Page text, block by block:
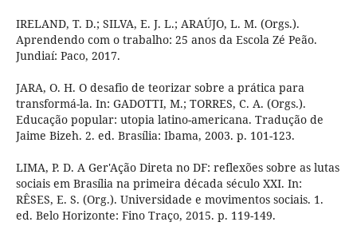
IRELAND, T. D.; SILVA, E. J. L.; ARAÚJO, L. M. (Orgs.).
Aprendendo com o trabalho: 25 anos da Escola Zé Peão.
Jundiaí: Paco, 2017.
JARA, O. H. O desafio de teorizar sobre a prática para
transformá-la. In: GADOTTI, M.; TORRES, C. A. (Orgs.).
Educação popular: utopia latino-americana. Tradução de
Jaime Bizeh. 2. ed. Brasília: Ibama, 2003. p. 101-123.
LIMA, P. D. A Ger'Ação Direta no DF: reflexões sobre as lutas
sociais em Brasília na primeira década século XXI. In:
RÊSES, E. S. (Org.). Universidade e movimentos sociais. 1.
ed. Belo Horizonte: Fino Traço, 2015. p. 119-149.